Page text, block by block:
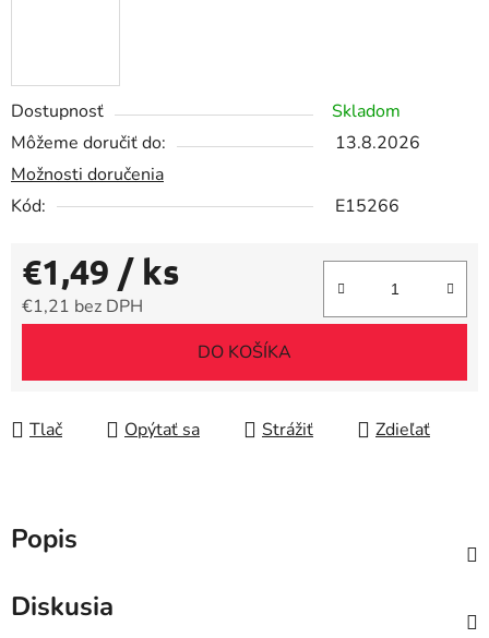
Dostupnosť
Skladom
Môžeme doručiť do:
13.8.2026
Možnosti doručenia
Kód:
E15266
€1,49 / ks
€1,21 bez DPH
DO KOŠÍKA
Tlač Opýtať sa Strážiť Zdieľať
Popis
Diskusia